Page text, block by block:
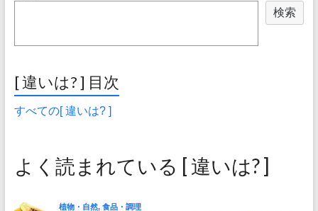
検索
[ 違いは? ] 目次
すべての[ 違いは? ]
よく読まれている [ 違いは? ]